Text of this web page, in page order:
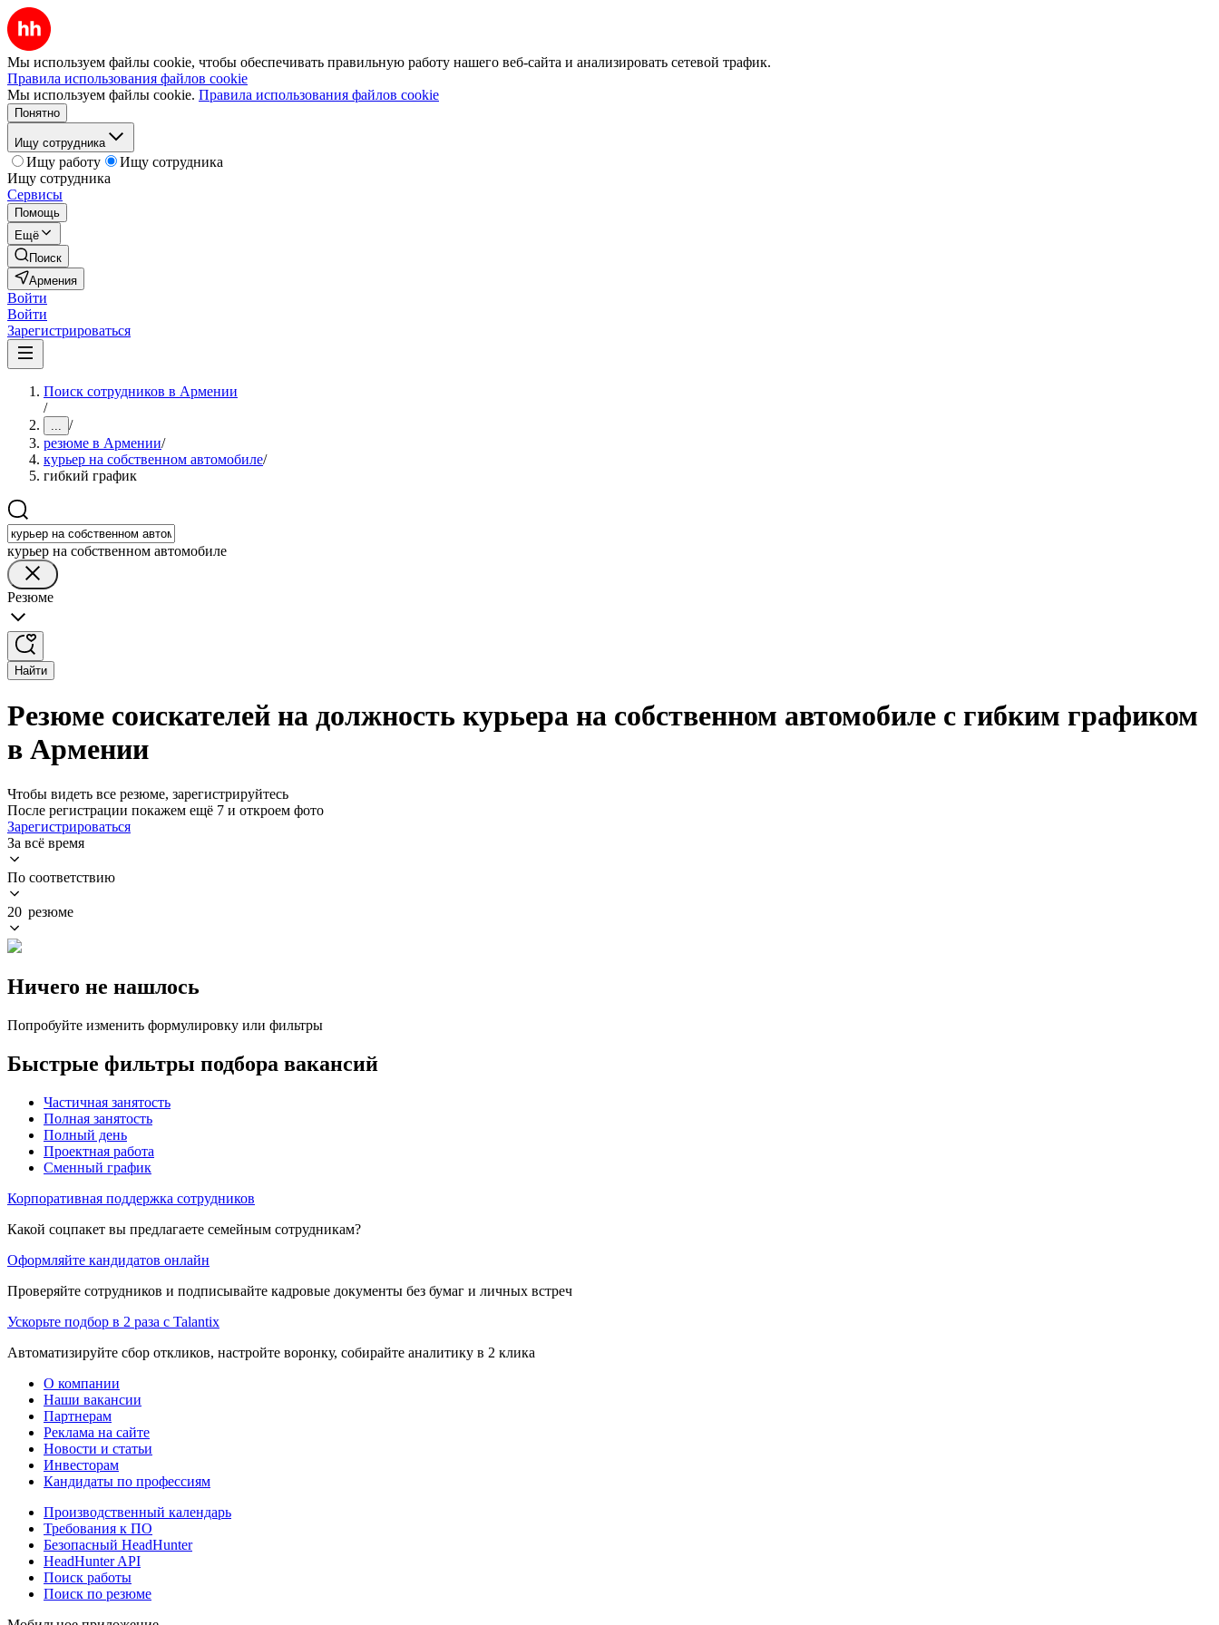
Мы используем файлы cookie, чтобы обеспечивать правильную работу нашего веб-сайта и анализировать сетевой трафик.
Правила использования файлов cookie
Мы используем файлы cookie. Правила использования файлов cookie
Понятно
Ищу сотрудника
Ищу работу
Ищу сотрудника
Ищу сотрудника
Сервисы
Помощь
Ещё
Поиск
Армения
Войти
Войти
Зарегистрироваться
Поиск сотрудников в Армении
/
... /
резюме в Армении/
курьер на собственном автомобиле/
гибкий график
курьер на собственном автомобиле
Резюме
Найти
Резюме соискателей на должность курьера на собственном автомобиле с гибким графиком
в Армении
Чтобы видеть все резюме, зарегистрируйтесь
После регистрации покажем ещё 7 и откроем фото
Зарегистрироваться
За всё время
По соответствию
20 резюме
Ничего не нашлось
Попробуйте изменить формулировку или фильтры
Быстрые фильтры подбора вакансий
Частичная занятость
Полная занятость
Полный день
Проектная работа
Сменный график
Корпоративная поддержка сотрудников
Какой соцпакет вы предлагаете семейным сотрудникам?
Оформляйте кандидатов онлайн
Проверяйте сотрудников и подписывайте кадровые документы без бумаг и личных встреч
Ускорьте подбор в 2 раза с Talantix
Автоматизируйте сбор откликов, настройте воронку, собирайте аналитику в 2 клика
О компании
Наши вакансии
Партнерам
Реклама на сайте
Новости и статьи
Инвесторам
Кандидаты по профессиям
Производственный календарь
Требования к ПО
Безопасный HeadHunter
HeadHunter API
Поиск работы
Поиск по резюме